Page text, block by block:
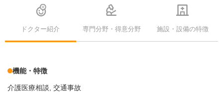
ドクター紹介 専門分野・得意分野 施設・設備の特徴
機能・特徴
介護医療相談, 交通事故